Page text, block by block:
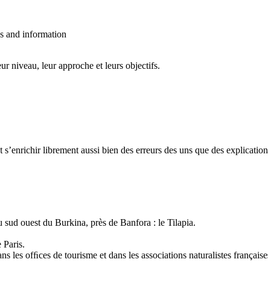
and information
niveau, leur approche et leurs objectifs.
librement aussi bien des erreurs des uns que des
sud ouest du Burkina, près de Banfora : le Tilapia.
Paris.
les ofﬁces de tourisme et dans les associations naturalistes